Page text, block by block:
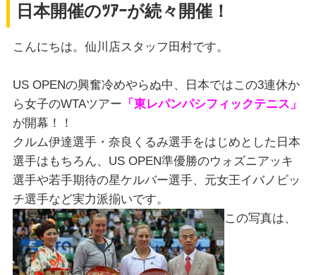
日本開催のﾂｱｰが続々開催！
こんにちは。仙川店スタッフ田村です。
US OPENの興奮冷めやらぬ中、日本ではこの3連休か
ら女子のWTAツアー 「東レパンパシフィックテニス」
が開幕！！
クルム伊達選手・奈良くるみ選手をはじめとした日本
選手はもちろん、US OPEN準優勝のウォズニアッキ
選手や若手期待の星ケルバー選手、元女王イバノビッ
チ選手など実力派揃いです。
この写真は、